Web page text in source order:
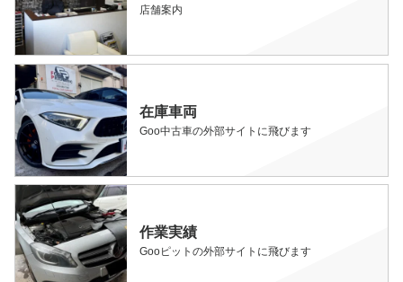
店舗案内
在庫車両
Goo中古車の外部サイトに飛びます
作業実績
Gooピットの外部サイトに飛びます